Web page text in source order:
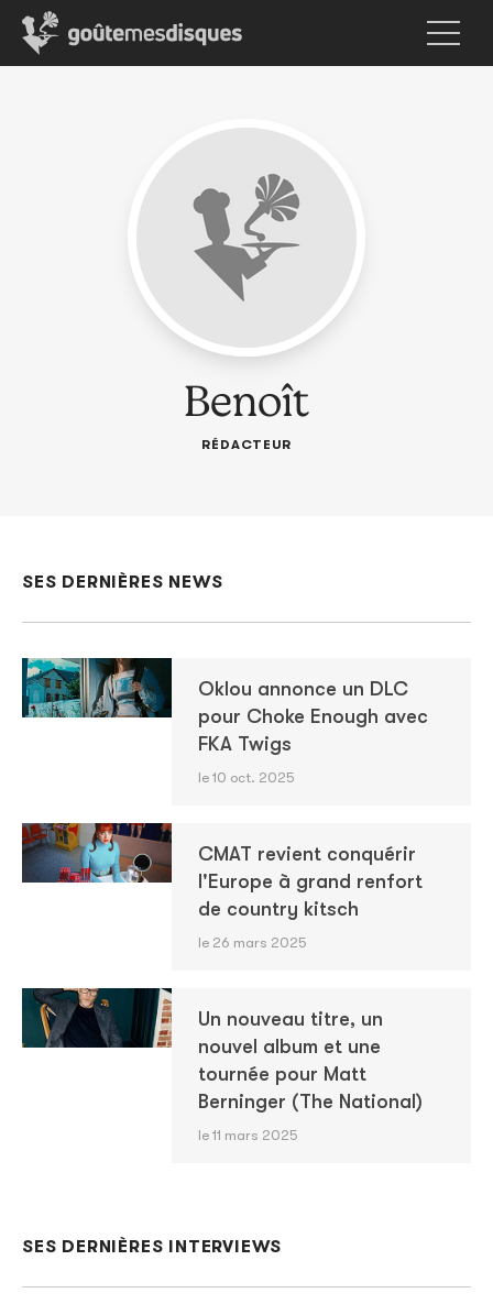
Benoît
RÉDACTEUR
SES DERNIÈRES NEWS
Oklou annonce un DLC
pour Choke Enough avec
FKA Twigs
le 10 oct. 2025
CMAT revient conquérir
l'Europe à grand renfort
de country kitsch
le 26 mars 2025
Un nouveau titre, un
nouvel album et une
tournée pour Matt
Berninger (The National)
le 11 mars 2025
SES DERNIÈRES INTERVIEWS